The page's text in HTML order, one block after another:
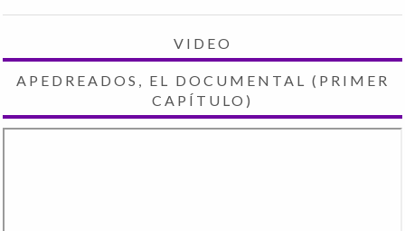
VIDEO
APEDREADOS, EL DOCUMENTAL (PRIMER
CAPÍTULO)